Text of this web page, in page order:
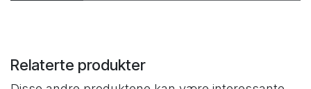
Relaterte produkter